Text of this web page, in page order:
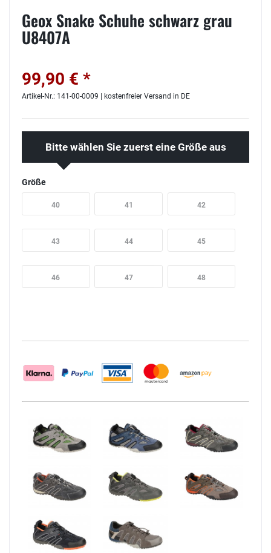
Geox Snake Schuhe schwarz grau
U8407A
99,90 € *
Artikel-Nr.: 141-00-0009 | kostenfreier Versand in DE
Bitte wählen Sie zuerst eine Größe aus
Größe
40 41 42
43 44 45
46 47 48